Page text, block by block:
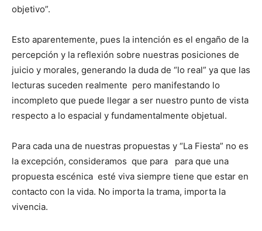
objetivo”.
Esto aparentemente, pues la intención es el engaño de la
percepción y la reflexión sobre nuestras posiciones de
juicio y morales, generando la duda de “lo real” ya que las
lecturas suceden realmente pero manifestando lo
incompleto que puede llegar a ser nuestro punto de vista
respecto a lo espacial y fundamentalmente objetual.
Para cada una de nuestras propuestas y “La Fiesta” no es
la excepción, consideramos que para para que una
propuesta escénica esté viva siempre tiene que estar en
contacto con la vida. No importa la trama, importa la
vivencia.